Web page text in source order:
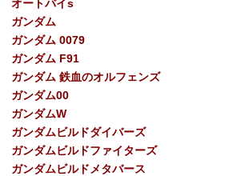
オートバイs
ガンダム
ガンダム 0079
ガンダム F91
ガンダム 鉄血のオルフェンズ
ガンダム00
ガンダムW
ガンダムビルドダイバーズ
ガンダムビルドファイターズ
ガンダムビルドメタバース